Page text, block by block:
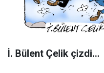
İ. Bülent Çelik çizdi...